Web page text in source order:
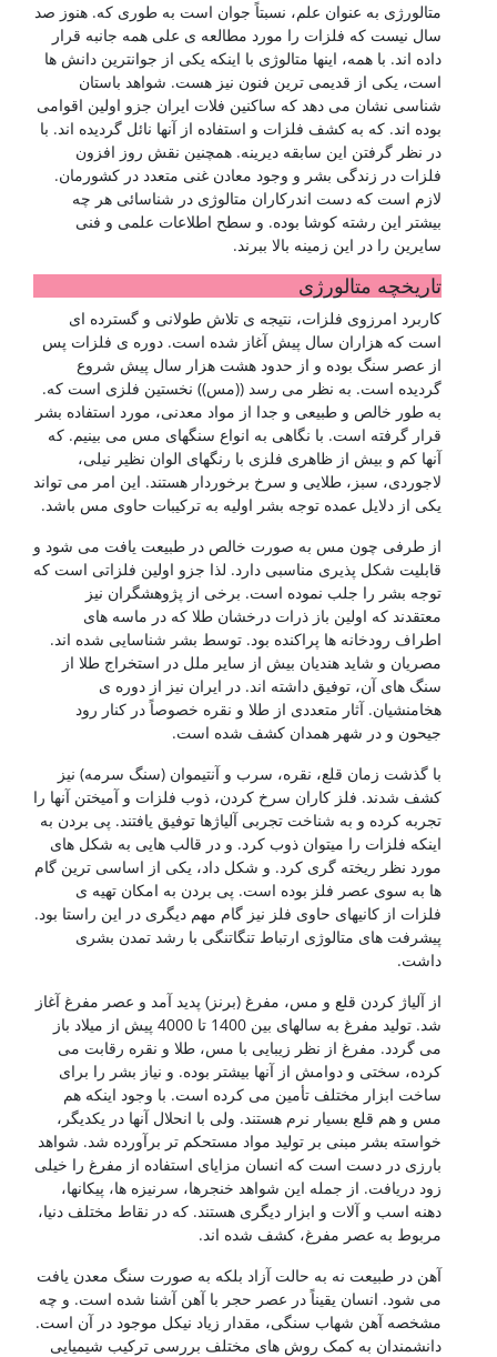
متالورژی به عنوان علم، نسبتاً جوان است به طوری که. هنوز صد
سال نیست که فلزات را مورد مطالعه ی علی همه جانبه قرار
داده اند. با همه، اینها متالوژی با اینکه یکی از جوانترین دانش ها
است، یکی از قدیمی ترین فنون نیز هست. شواهد باستان
شناسی نشان می دهد که ساکنین فلات ایران جزو اولین اقوامی
بوده اند. که به کشف فلزات و استفاده از آنها نائل گردیده اند. با
در نظر گرفتن این سابقه دیرینه. همچنین نقش روز افزون
فلزات در زندگی بشر و وجود معادن غنی متعدد در کشورمان.
لازم است که دست اندرکاران متالوژی در شناسائی هر چه
بیشتر این رشته کوشا بوده. و سطح اطلاعات علمی و فنی
سایرین را در این زمینه بالا ببرند.
تاریخچه متالورژی
کاربرد امرزوی فلزات، نتیجه ی تلاش طولانی و گسترده ای
است که هزاران سال پیش آغاز شده است. دوره ی فلزات پس
از عصر سنگ بوده و از حدود هشت هزار سال پیش شروع
گردیده است. به نظر می رسد ((مس)) نخستین فلزی است که.
به طور خالص و طبیعی و جدا از مواد معدنی، مورد استفاده بشر
قرار گرفته است. با نگاهی به انواع سنگهای مس می بینیم. که
آنها کم و بیش از ظاهری فلزی با رنگهای الوان نظیر نیلی،
لاجوردی، سبز، طلایی و سرخ برخوردار هستند. این امر می تواند
یکی از دلایل عمده توجه بشر اولیه به ترکیبات حاوی مس باشد.
از طرفی چون مس به صورت خالص در طبیعت یافت می شود و
قابلیت شکل پذیری مناسبی دارد. لذا جزو اولین فلزاتی است که
توجه بشر را جلب نموده است. برخی از پژوهشگران نیز
معتقدند که اولین باز ذرات درخشان طلا که در ماسه های
اطراف رودخانه ها پراکنده بود. توسط بشر شناسایی شده اند.
مصریان و شاید هندیان بیش از سایر ملل در استخراج طلا از
سنگ های آن، توفیق داشته اند. در ایران نیز از دوره ی
هخامنشیان. آثار متعددی از طلا و نقره خصوصاً در کنار رود
جیحون و در شهر همدان کشف شده است.
با گذشت زمان قلع، نقره، سرب و آنتیموان (سنگ سرمه) نیز
کشف شدند. فلز کاران سرخ کردن، ذوب فلزات و آمیختن آنها را
تجربه کرده و به شناخت تجربی آلیاژها توفیق یافتند. پی بردن به
اینکه فلزات را میتوان ذوب کرد. و در قالب هایی به شکل های
مورد نظر ریخته گری کرد. و شکل داد، یکی از اساسی ترین گام
ها به سوی عصر فلز بوده است. پی بردن به امکان تهیه ی
فلزات از کانیهای حاوی فلز نیز گام مهم دیگری در این راستا بود.
پیشرفت های متالوژی ارتباط تنگاتنگی با رشد تمدن بشری
داشت.
از آلیاژ کردن قلع و مس، مفرغ (برنز) پدید آمد و عصر مفرغ آغاز
شد. تولید مفرغ به سالهای بین 1400 تا 4000 پیش از میلاد باز
می گردد. مفرغ از نظر زیبایی با مس، طلا و نقره رقابت می
کرده، سختی و دوامش از آنها بیشتر بوده. و نیاز بشر را برای
ساخت ابزار مختلف تأمین می کرده است. با وجود اینکه هم
مس و هم قلع بسیار نرم هستند. ولی با انحلال آنها در یکدیگر،
خواسته بشر مبنی بر تولید مواد مستحکم تر برآورده شد. شواهد
بارزی در دست است که انسان مزایای استفاده از مفرغ را خیلی
زود دریافت. از جمله این شواهد خنجرها، سرنیزه ها، پیکانها،
دهنه اسب و آلات و ابزار دیگری هستند. که در نقاط مختلف دنیا،
مربوط به عصر مفرغ، کشف شده اند.
آهن در طبیعت نه به حالت آزاد بلکه به صورت سنگ معدن یافت
می شود. انسان یقیناً در عصر حجر با آهن آشنا شده است. و چه
مشخصه آهن شهاب سنگی، مقدار زیاد نیکل موجود در آن است.
دانشمندان به کمک روش های مختلف بررسی ترکیب شیمیایی